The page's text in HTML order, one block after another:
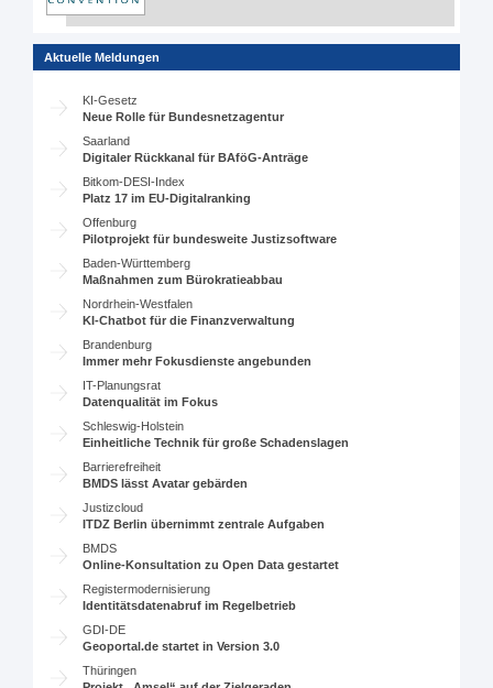
Aktuelle Meldungen
KI-Gesetz
Neue Rolle für Bundesnetzagentur
Saarland
Digitaler Rückkanal für BAföG-Anträge
Bitkom-DESI-Index
Platz 17 im EU-Digitalranking
Offenburg
Pilotprojekt für bundesweite Justizsoftware
Baden-Württemberg
Maßnahmen zum Bürokratieabbau
Nordrhein-Westfalen
KI-Chatbot für die Finanzverwaltung
Brandenburg
Immer mehr Fokusdienste angebunden
IT-Planungsrat
Datenqualität im Fokus
Schleswig-Holstein
Einheitliche Technik für große Schadenslagen
Barrierefreiheit
BMDS lässt Avatar gebärden
Justizcloud
ITDZ Berlin übernimmt zentrale Aufgaben
BMDS
Online-Konsultation zu Open Data gestartet
Registermodernisierung
Identitätsdatenabruf im Regelbetrieb
GDI-DE
Geoportal.de startet in Version 3.0
Thüringen